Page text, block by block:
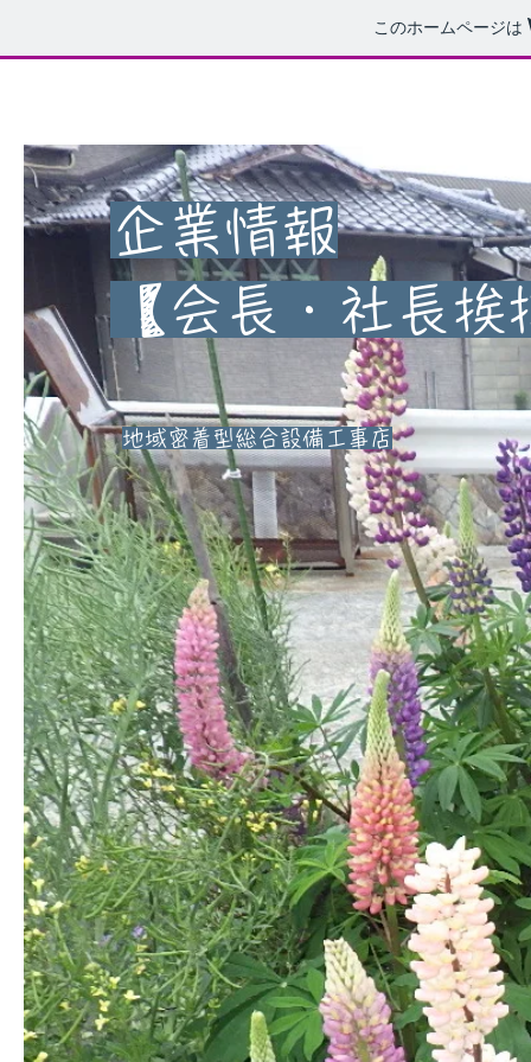
このホームページは
企業情報
【会長・社長
地域密着型総合設備工事店